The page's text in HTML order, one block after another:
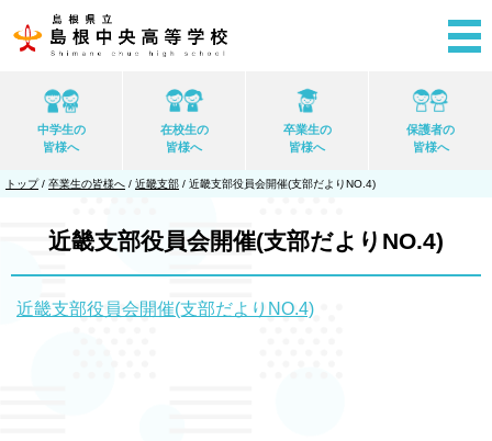
中学生の
皆様へ
在校生の
皆様へ
卒業生の
皆様へ
保護者の
皆様へ
現
トップ/ 卒業生の皆様へ / 近畿支部 / 近畿支部役員会開催(支部だよりNO.4)
近畿支部役員会開催(支部だよりNO.4)
近畿支部役員会開催(支部だよりNO.4)